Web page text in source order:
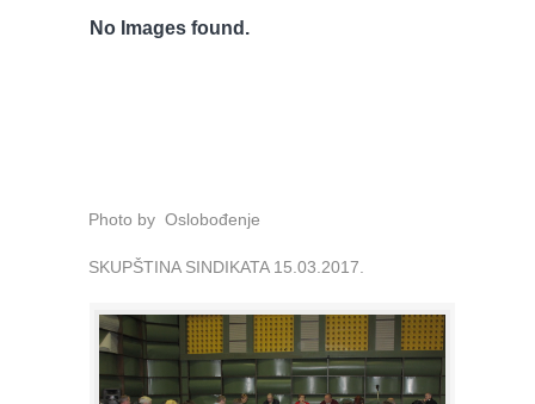
No Images found.
Photo by Oslobođenje
SKUPŠTINA SINDIKATA 15.03.2017.